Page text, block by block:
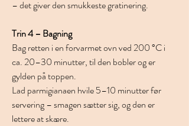
– det giver den smukkeste gratinering.
Trin 4 – Bagning
Bag retten i en forvarmet ovn ved 200 °C i
ca. 20–30 minutter, til den bobler og er
gylden på toppen.
Lad parmigianaen hvile 5–10 minutter før
servering – smagen sætter sig, og den er
lettere at skære.